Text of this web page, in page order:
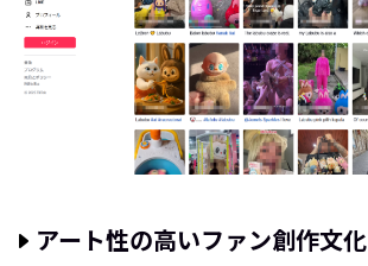
アート性の高いファン創作文化